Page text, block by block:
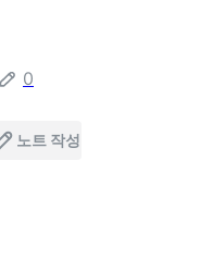
0
노트 작성